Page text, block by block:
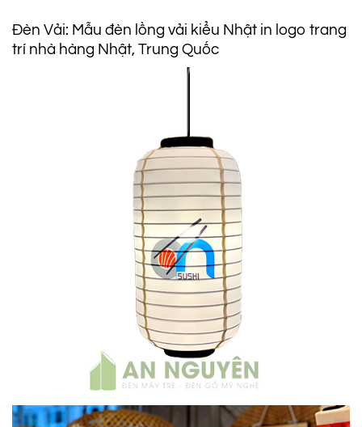
Đèn Vải: Mẫu đèn lồng vải kiểu Nhật in logo trang
trí nhà hàng Nhật, Trung Quốc